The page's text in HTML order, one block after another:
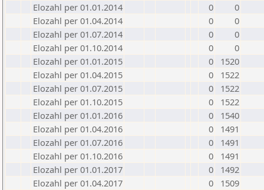
Elozahl per 01.01.2014
0
0
Elozahl per 01.04.2014
0
0
Elozahl per 01.07.2014
0
0
Elozahl per 01.10.2014
0
0
Elozahl per 01.01.2015
0
1520
Elozahl per 01.04.2015
0
1522
Elozahl per 01.07.2015
0
1522
Elozahl per 01.10.2015
0
1522
Elozahl per 01.01.2016
0
1540
Elozahl per 01.04.2016
0
1491
Elozahl per 01.07.2016
0
1491
Elozahl per 01.10.2016
0
1491
Elozahl per 01.01.2017
0
1492
Elozahl per 01.04.2017
0
1509